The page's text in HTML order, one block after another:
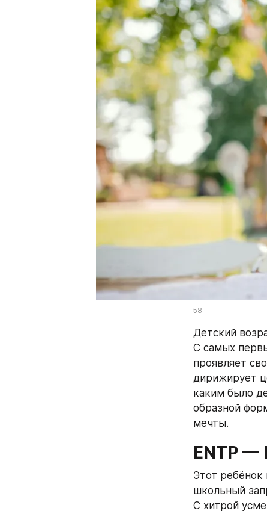
58
Детский
С самых
проявляет
дирижирует
каким было
образной
мечты.
ENTP —
Этот
школьный
С хитрой